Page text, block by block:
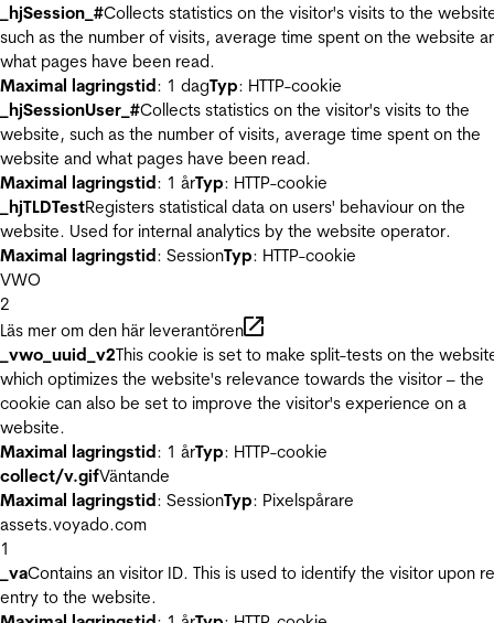
_hjSession_#Collects statistics on the visitor's visits to the
such as the number of visits, average time spent on the website
what pages have been read.
Maximal lagringstid: 1 dagTyp: HTTP-cookie
_hjSessionUser_#Collects statistics on the visitor's visits to the
website, such as the number of visits, average time spent on the
website and what pages have been read.
Maximal lagringstid: 1 årTyp: HTTP-cookie
_hjTLDTestRegisters statistical data on users' behaviour on the
website. Used for internal analytics by the website operator.
Maximal lagringstid: SessionTyp: HTTP-cookie
VWO
2
Läs mer om den här leverantören
_vwo_uuid_v2This cookie is set to make split-tests on the
which optimizes the website's relevance towards the visitor – the
cookie can also be set to improve the visitor's experience on a
website.
Maximal lagringstid: 1 årTyp: HTTP-cookie
collect/v.gifVäntande
Maximal lagringstid: SessionTyp: Pixelspårare
assets.voyado.com
1
_vaContains an visitor ID. This is used to identify the visitor upon
entry to the website.